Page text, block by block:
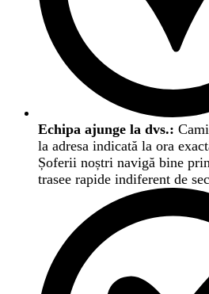
Echipa ajunge la dvs.:
la adresa indicată la ora
Șoferii noștri navigă bine
trasee rapide indiferent de